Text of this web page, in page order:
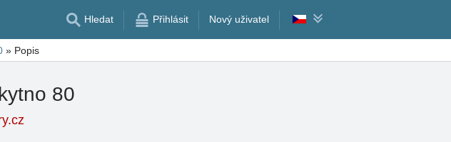
Hledat Přihlásit Nový uživatel
» Popis
80